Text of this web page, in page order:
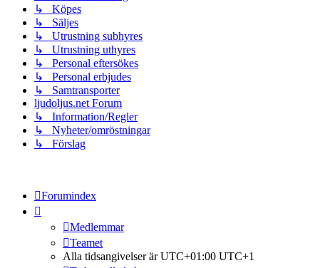
↳ Köpes
↳ Säljes
↳ Utrustning subhyres
↳ Utrustning uthyres
↳ Personal eftersökes
↳ Personal erbjudes
↳ Samtransporter
ljudoljus.net Forum
↳ Information/Regler
↳ Nyheter/omröstningar
↳ Förslag
Forumindex
Medlemmar
Teamet
Alla tidsangivelser är UTC+01:00 UTC+1